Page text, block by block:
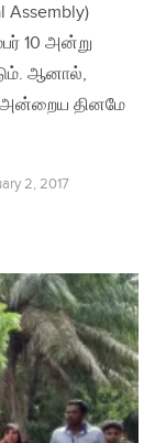
10 அன்று
ஆனால்,
அன்றைய தினமே
2, 2017